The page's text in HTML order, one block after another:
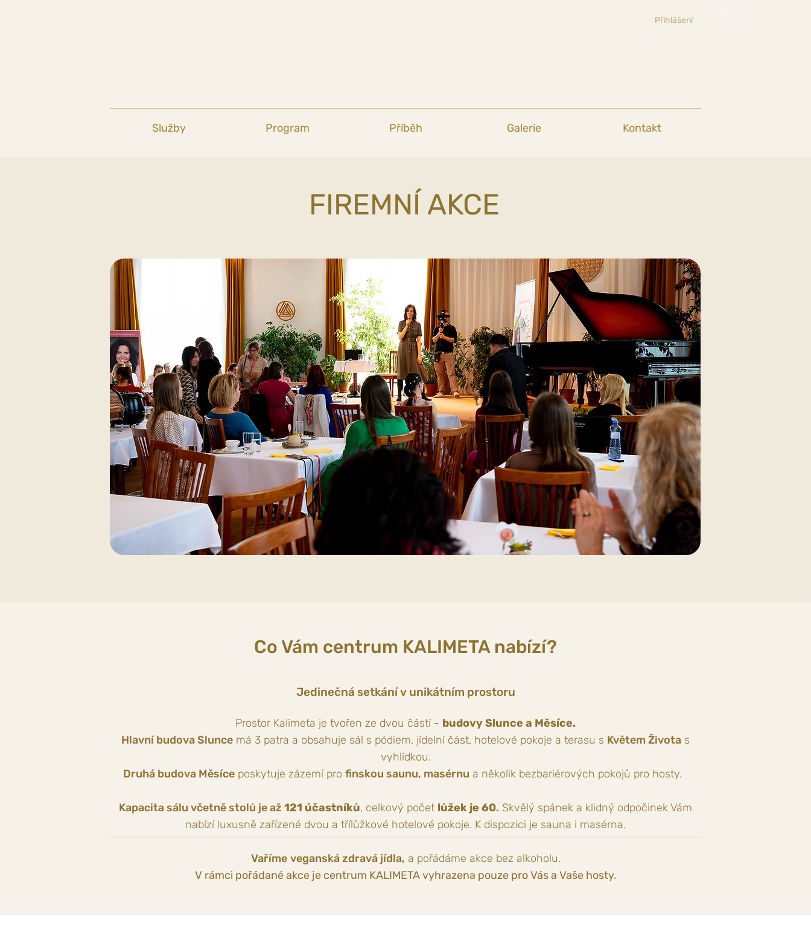
Přihlášení
Služby Program Příběh Galerie Kontakt
FIREMNÍ AKCE
Co Vám centrum KALIMETA nabízí?
Jedinečná setkání v unikátním prostoru
Prostor Kalimeta je tvořen ze dvou částí - budovy Slunce a Měsíce.
Hlavní budova Slunce má 3 patra a obsahuje sál s pódiem, jídelní část, hotelové pokoje a terasu s Květem Života s
vyhlídkou.
Druhá budova Měsíce poskytuje zázemí pro finskou saunu, masérnu a několik bezbariérových pokojů pro hosty.
Kapacita sálu včetně stolů je až 121 účastníků, celkový počet lůžek je 60. Skvělý spánek a klidný odpočinek Vám
nabízí luxusně zařízené dvou a třílůžkové hotelové pokoje. K dispozici je sauna i masérna.
Vaříme veganská zdravá jídla, a pořádáme akce bez alkoholu.
V rámci pořádané akce je centrum KALIMETA vyhrazena pouze pro Vás a Vaše hosty.